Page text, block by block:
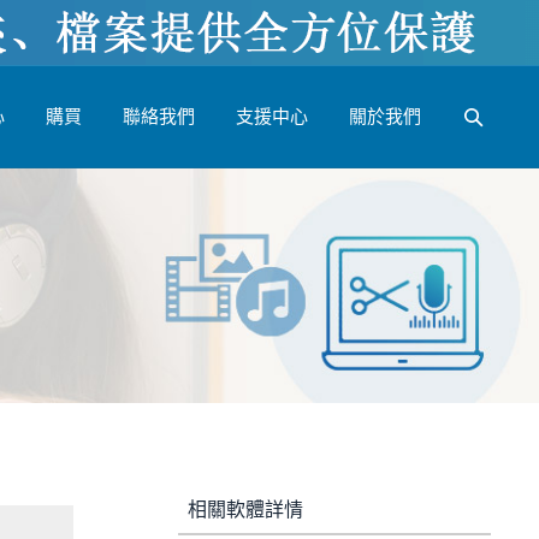
購買 聯絡我們 支援中心 關於我們
相關軟體詳情